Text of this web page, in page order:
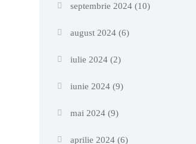
septembrie 2024(10)
august 2024(6)
iulie 2024(2)
iunie 2024(9)
mai 2024(9)
aprilie 2024(6)